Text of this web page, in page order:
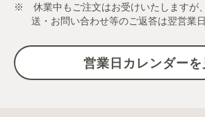
※ 休業中もご注文はお受けいたしますが
送・お問い合わせ等のご返答は翌営業
営業日カレンダーを